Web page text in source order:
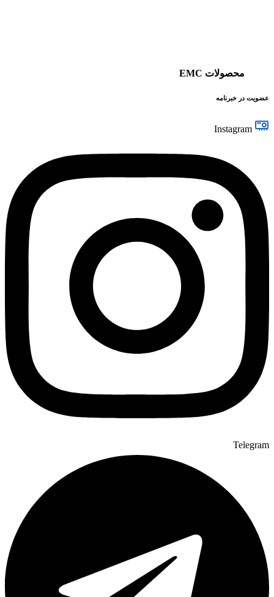
محصولات EMC
عضویت در خبرنامه
Instagram
Telegram